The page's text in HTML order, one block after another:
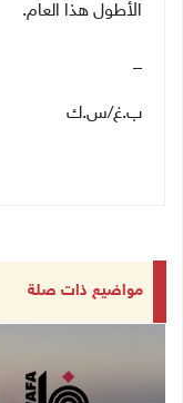
الأطول هذا العام.
_
ب.غ/س.ك
مواضيع ذات صلة